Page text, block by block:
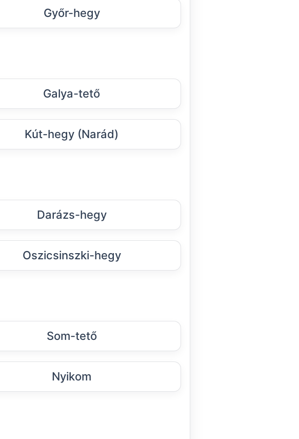
Győr-hegy
Galya-tető
Kút-hegy (Narád)
Darázs-hegy
Oszicsinszki-hegy
Som-tető
Nyikom